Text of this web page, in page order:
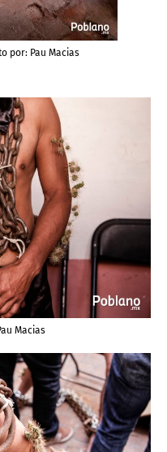
por: Pau Macias
Macias